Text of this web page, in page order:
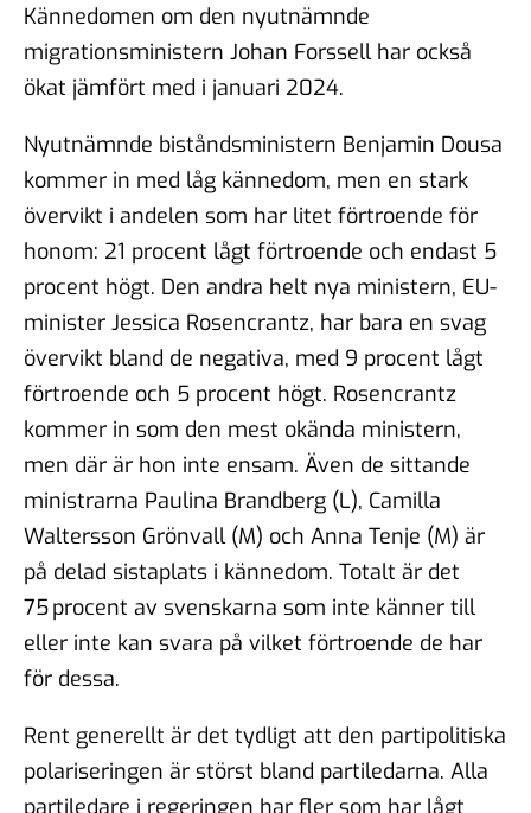
Kännedomen om den nyutnämnde
migrationsministern Johan Forssell har också
ökat jämfört med i januari 2024.
Nyutnämnde biståndsministern Benjamin Dousa
kommer in med låg kännedom, men en stark
övervikt i andelen som har litet förtroende för
honom: 21 procent lågt förtroende och endast 5
procent högt. Den andra helt nya ministern, EU-
minister Jessica Rosencrantz, har bara en svag
övervikt bland de negativa, med 9 procent lågt
förtroende och 5 procent högt. Rosencrantz
kommer in som den mest okända ministern,
men där är hon inte ensam. Även de sittande
ministrarna Paulina Brandberg (L), Camilla
Waltersson Grönvall (M) och Anna Tenje (M) är
på delad sistaplats i kännedom. Totalt är det
75 procent av svenskarna som inte känner till
eller inte kan svara på vilket förtroende de har
för dessa.
Rent generellt är det tydligt att den partipolitiska
polariseringen är störst bland partiledarna. Alla
partiledare i regeringen har fler som har lågt